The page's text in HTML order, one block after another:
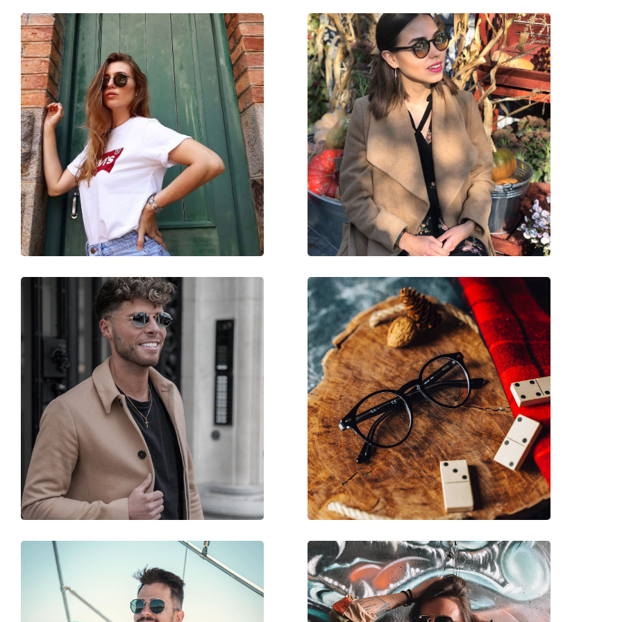
Παρέχονται με θήκη:
Ναι
Πανί καθαρισμού:
Ναι
Άλλα
Τύπος:
Unisex
Κατηγορία:
Γυαλιά Ηλίου Επώνυμες Μάρκες
Μάρκα:
Ray-Ban
Χρήση:
Μόδα
Κωδικός Προϊόντος / Μοντέλο:
RB3637 919631 50
Διαθέσιμο με συνταγή: